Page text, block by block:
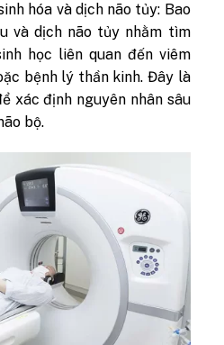
hóa và dịch não tủy: Bao
và dịch não tủy nhằm tìm
học liên quan đến viêm
bệnh lý thần kinh. Đây là
xác định nguyên nhân sâu
bộ.